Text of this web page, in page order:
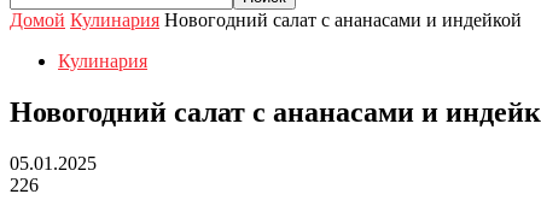
Домой Кулинария Новогодний салат с ананасами и индейкой
Кулинария
Новогодний салат с ананасами и
05.01.2025
226